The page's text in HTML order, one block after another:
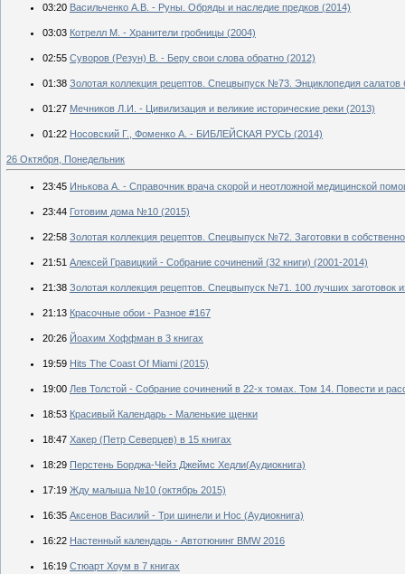
03:20 Васильченко А.В. - Руны. Обряды и наследие предков (2014)
03:03 Котрелл М. - Хранители гробницы (2004)
02:55 Суворов (Резун) В. - Беру свои слова обратно (2012)
01:38 Золотая коллекция рецептов. Спецвыпуск №73. Энциклопедия салатов
01:27 Мечников Л.И. - Цивилизация и великие исторические реки (2013)
01:22 Носовский Г., Фоменко А. - БИБЛЕЙСКАЯ РУСЬ (2014)
26 Октября, Понедельник
23:45 Инькова А. - Справочник врача скорой и неотложной медицинской
23:44 Готовим дома №10 (2015)
22:58 Золотая коллекция рецептов. Спецвыпуск №72. Заготовки в
21:51 Алексей Гравицкий - Собрание сочинений (32 книги) (2001-2014)
21:38 Золотая коллекция рецептов. Спецвыпуск №71. 100 лучших заготовок
21:13 Красочные обои - Разное #167
20:26 Йоахим Хоффман в 3 книгах
19:59 Hits The Coast Of Miami (2015)
19:00 Лев Толстой - Собрание сочинений в 22-х томах. Том 14. Повести и
18:53 Красивый Календарь - Маленькие щенки
18:47 Хакер (Петр Северцев) в 15 книгах
18:29 Перстень Борджа-Чейз Джеймс Хедли(Аудиокнига)
17:19 Жду малыша №10 (октябрь 2015)
16:35 Аксенов Василий - Три шинели и Нос (Аудиокнига)
16:22 Настенный календарь - Автотюнинг BMW 2016
16:19 Стюарт Хоум в 7 книгах